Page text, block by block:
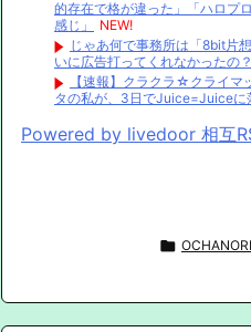
的存在で格が違った」「ハロプ
感じ」
NEW!
じゃあ何で事務所は「8bit片
いに広告打ってくれなかったの？
【速報】クラクラ☆クライマ
タの私が、3日でJuice=Juiceに
Powered by livedoor 相互
